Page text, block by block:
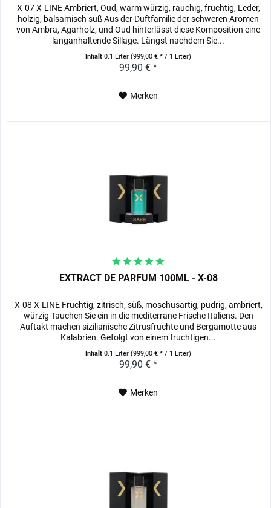
X-07 X-LINE Ambriert, Oud, warm würzig, rauchig, fruchtig, Leder,
holzig, balsamisch süß Aus der Duftfamilie der schweren Aromen
von Ambra, Agarholz, und Oud hinterlässt diese Komposition eine
langanhaltende Sillage. Längst nachdem Sie...
Inhalt0.1 Liter(999,00 € * / 1 Liter)
99,90 € *
Merken
EXTRACT DE PARFUM 100ML - X-08
X-08 X-LINE Fruchtig, zitrisch, süß, moschusartig, pudrig, ambriert,
würzig Tauchen Sie ein in die mediterrane Frische Italiens. Den
Auftakt machen sizilianische Zitrusfrüchte und Bergamotte aus
Kalabrien. Gefolgt von einem fruchtigen...
Inhalt0.1 Liter(999,00 € * / 1 Liter)
99,90 € *
Merken